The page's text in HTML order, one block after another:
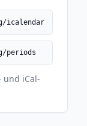
icalendar
periods
und iCal-